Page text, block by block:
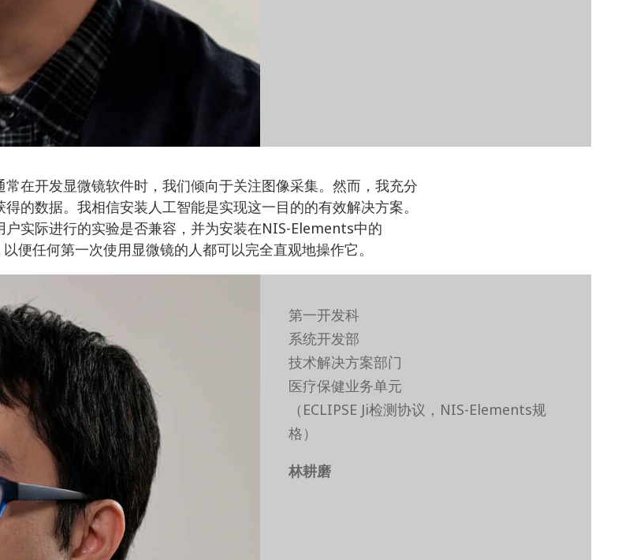
在开发显微镜软件时，我们倾向于关注图像采集。然而，我充分
的数据。我相信安装人工智能是实现这一目的的有效解决方案。
实际进行的实验是否兼容，并为安装在NIS-Elements中的
任何第一次使用显微镜的人都可以完全直观地操作它。
第一开发科
系统开发部
技术解决方案部门
医疗保健业务单元
（ECLIPSE Ji检测协议，NIS-Elements规
格）
林耕磨